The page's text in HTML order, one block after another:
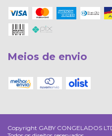
Meios de envio
Copyright GABY CONGELADOS